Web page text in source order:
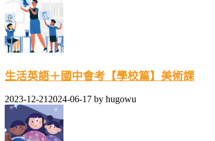
生活英語＋國中會考【學校篇】美術課
2023-12-21 2024-06-17 by hugowu